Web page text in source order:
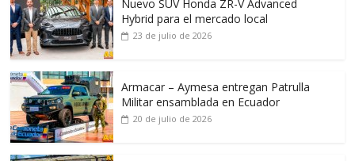
Nuevo SUV Honda ZR-V Advanced
Hybrid para el mercado local
23 de julio de 2026
Armacar – Aymesa entregan Patrulla
Militar ensamblada en Ecuador
20 de julio de 2026